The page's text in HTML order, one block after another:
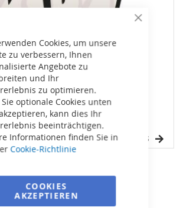
Close
Cookies, um unsere
zu verbessern, Ihnen
Angebote zu
und Ihr
zu optimieren.
optionale Cookies unten
kann dies Ihr
beeinträchtigen.
Informationen finden Sie in
Cookie-Richtlinie
COOKIES
AKZEPTIEREN
für Cyclonx
Cyclonx - Standard DETAILS
pro Seite